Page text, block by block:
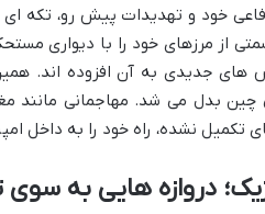
خود و تهدیدات پیش رو، تکه
از مرزهای خود را با دیواری
جدیدی به آن افزوده اند.
بدل می شد. مهاجمانی مانند
تکمیل نشده، راه خود را به داخل
دروازه هایی به سوی